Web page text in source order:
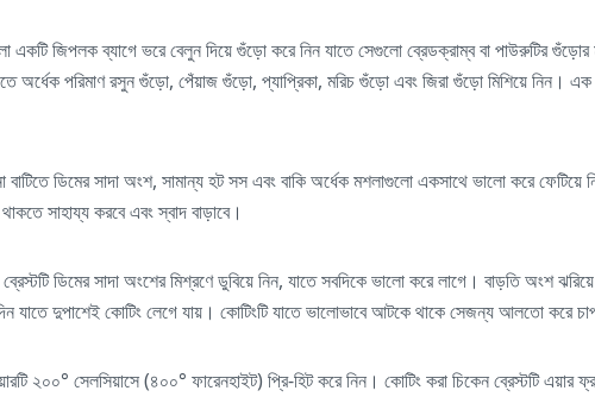
একটি জিপলক ব্যাগে ভরে বেলুন দিয়ে গুঁড়ো করে নিন যাতে সেগুলো ব্রেডক্রাম্ব বা পাউরুটির
অর্ধেক পরিমাণ রসুন গুঁড়ো, পেঁয়াজ গুঁড়ো, প্যাপ্রিকা, মরিচ গুঁড়ো এবং জিরা গুঁড়ো মিশিয়ে নিন।
ডিমের সাদা অংশ, সামান্য হট সস এবং বাকি অর্ধেক মশলাগুলো একসাথে ভালো করে ফেটিয়ে
সাহায্য করবে এবং স্বাদ বাড়াবে।
ব্রেস্টটি ডিমের সাদা অংশের মিশ্রণে ডুবিয়ে নিন, যাতে সবদিকে ভালো করে লাগে। বাড়তি অংশ
যাতে দুপাশেই কোটিং লেগে যায়। কোটিংটি যাতে ভালোভাবে আটকে থাকে সেজন্য আলতো করে
২০০° সেলসিয়াসে (৪০০° ফারেনহাইট) প্রি-হিট করে নিন। কোটিং করা চিকেন ব্রেস্টটি এয়ার